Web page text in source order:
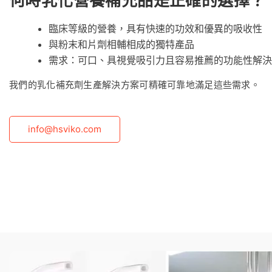
臨床等級的營養，具有快速的功效和優異的吸收性
與粉末和片劑相輔相成的獨特產品
需求：可口、具視覺吸引力且容易推薦的功能性解
我們的乳化補充劑生產解決方案可精確可靠地滿足這些需求。
info@hsviko.com